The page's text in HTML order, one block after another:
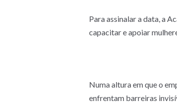
Para assinalar a data, a
capacitar e apoiar
Numa altura em que o
enfrentam barreiras